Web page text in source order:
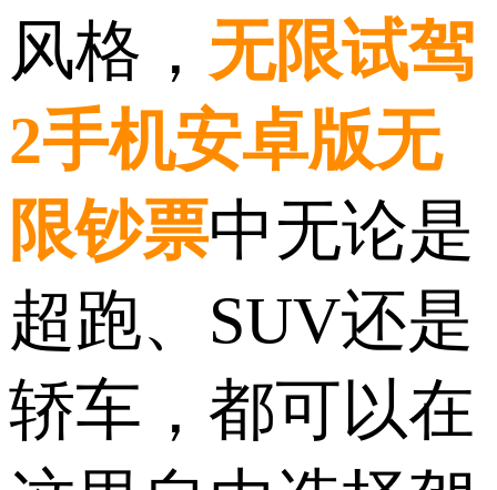
风格， 无限试驾
2手机安卓版无
限钞票中无论是
超跑、SUV还是
轿车，都可以在